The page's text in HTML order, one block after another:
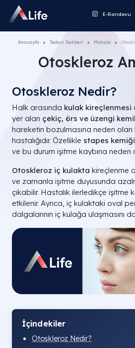
E-Randevu
Anasayfa Tedavi Rehberi Makale
Otoskleroz
Otoskleroz Nedir?
Halk arasında kulak kireçlenmesi
yer alan çekiç, örs ve üzengi
hareketin bozulmasına neden olan
hastalığıdır. Özellikle stapes
ve bu durum işitme kaybına neden
Otoskleroz iç kulakta kireçlenme
ve zamanla işitme duyusunda
çıkabilir. Hastalık ilerledikçe işitme
etkilenir. Ayrıca, iç kulaktaki oval
dalgalarının iç kulağa ulaşmasını
İçindekiler
Otoskleroz Nedir?